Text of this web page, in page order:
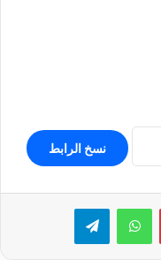
نسخ الرابط
بينتيريستواتساب تيلقرام